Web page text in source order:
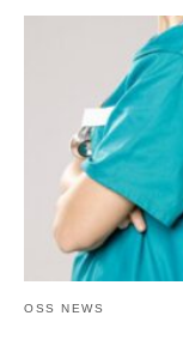
OSS NEWS